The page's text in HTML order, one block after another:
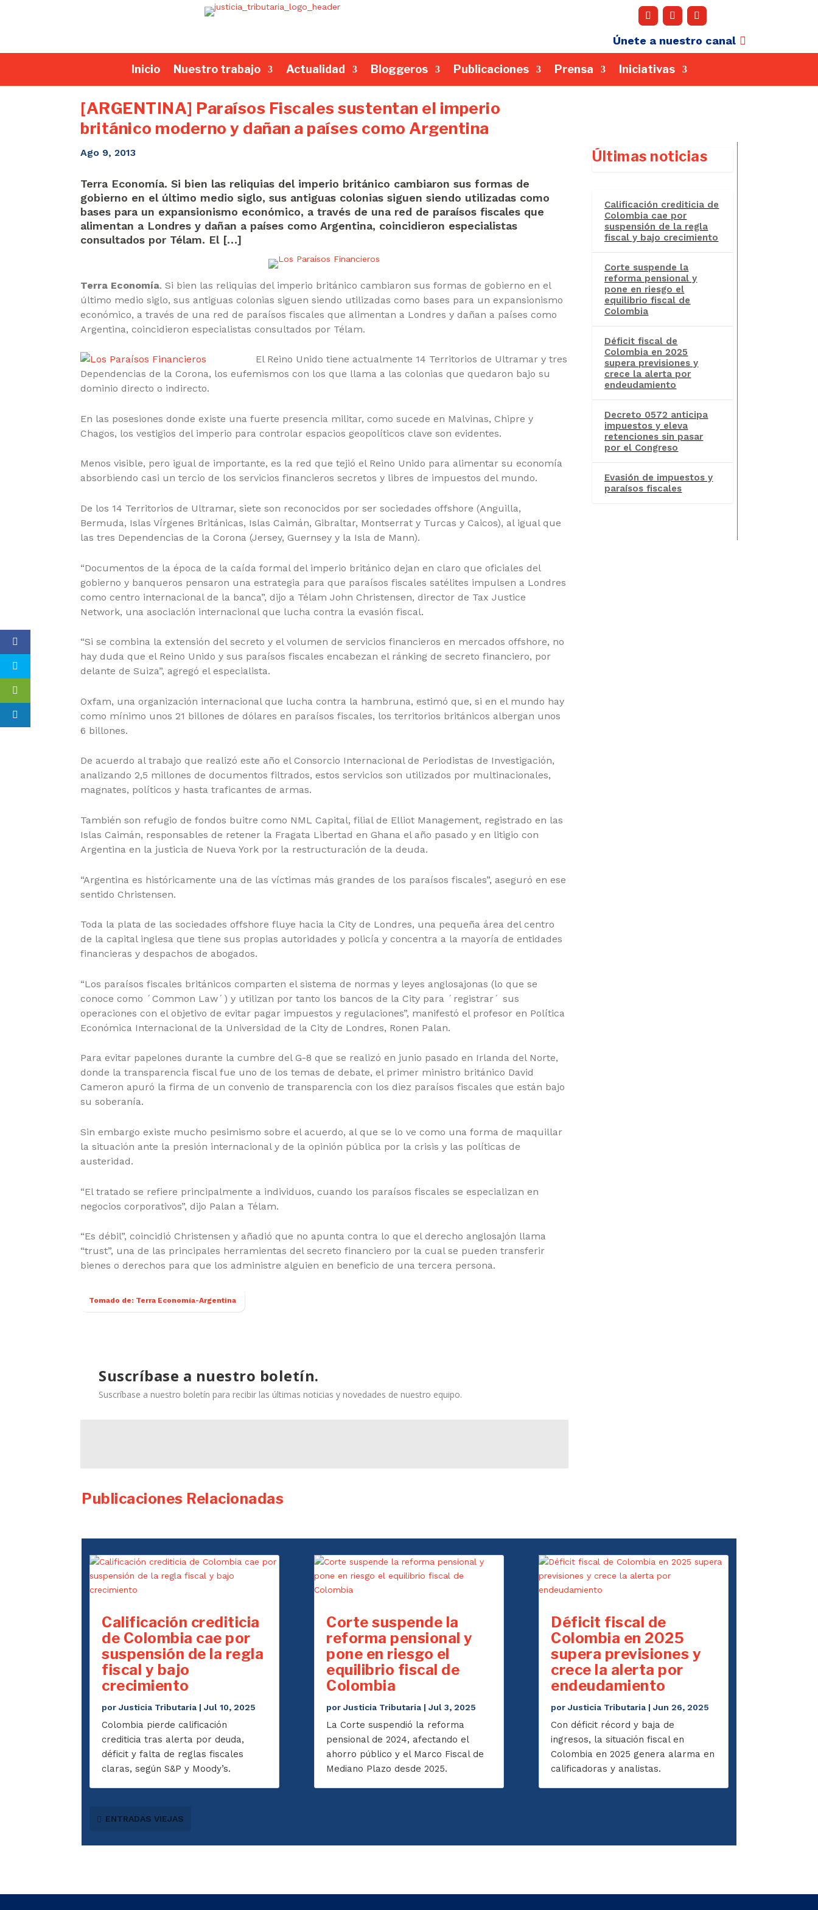
Únete a nuestro canal
Inicio Nuestro trabajo Actualidad Bloggeros Publicaciones Prensa Iniciativas
[ARGENTINA] Paraísos Fiscales sustentan el imperio
británico moderno y dañan a países como Argentina
Ago 9, 2013
Terra Economía. Si bien las reliquias del imperio británico cambiaron sus formas de
gobierno en el último medio siglo, sus antiguas colonias siguen siendo utilizadas como
bases para un expansionismo económico, a través de una red de paraísos fiscales que
alimentan a Londres y dañan a países como Argentina, coincidieron especialistas
consultados por Télam. El […]
Terra Economía. Si bien las reliquias del imperio británico cambiaron sus formas de gobierno en el
último medio siglo, sus antiguas colonias siguen siendo utilizadas como bases para un expansionismo
económico, a través de una red de paraísos fiscales que alimentan a Londres y dañan a países como
Argentina, coincidieron especialistas consultados por Télam.
El Reino Unido tiene actualmente 14 Territorios de Ultramar y tres
Dependencias de la Corona, los eufemismos con los que llama a las colonias que quedaron bajo su
dominio directo o indirecto.
En las posesiones donde existe una fuerte presencia militar, como sucede en Malvinas, Chipre y
Chagos, los vestigios del imperio para controlar espacios geopolíticos clave son evidentes.
Menos visible, pero igual de importante, es la red que tejió el Reino Unido para alimentar su economía
absorbiendo casi un tercio de los servicios financieros secretos y libres de impuestos del mundo.
De los 14 Territorios de Ultramar, siete son reconocidos por ser sociedades offshore (Anguilla,
Bermuda, Islas Vírgenes Británicas, Islas Caimán, Gibraltar, Montserrat y Turcas y Caicos), al igual que
las tres Dependencias de la Corona (Jersey, Guernsey y la Isla de Mann).
“Documentos de la época de la caída formal del imperio británico dejan en claro que oficiales del
gobierno y banqueros pensaron una estrategia para que paraísos fiscales satélites impulsen a Londres
como centro internacional de la banca”, dijo a Télam John Christensen, director de Tax Justice
Network, una asociación internacional que lucha contra la evasión fiscal.
“Si se combina la extensión del secreto y el volumen de servicios financieros en mercados offshore, no
hay duda que el Reino Unido y sus paraísos fiscales encabezan el ránking de secreto financiero, por
delante de Suiza”, agregó el especialista.
Oxfam, una organización internacional que lucha contra la hambruna, estimó que, si en el mundo hay
como mínimo unos 21 billones de dólares en paraísos fiscales, los territorios británicos albergan unos
6 billones.
De acuerdo al trabajo que realizó este año el Consorcio Internacional de Periodistas de Investigación,
analizando 2,5 millones de documentos filtrados, estos servicios son utilizados por multinacionales,
magnates, políticos y hasta traficantes de armas.
También son refugio de fondos buitre como NML Capital, filial de Elliot Management, registrado en las
Islas Caimán, responsables de retener la Fragata Libertad en Ghana el año pasado y en litigio con
Argentina en la justicia de Nueva York por la restructuración de la deuda.
“Argentina es históricamente una de las víctimas más grandes de los paraísos fiscales”, aseguró en ese
sentido Christensen.
Toda la plata de las sociedades offshore fluye hacia la City de Londres, una pequeña área del centro
de la capital inglesa que tiene sus propias autoridades y policía y concentra a la mayoría de entidades
financieras y despachos de abogados.
“Los paraísos fiscales británicos comparten el sistema de normas y leyes anglosajonas (lo que se
conoce como ´Common Law´) y utilizan por tanto los bancos de la City para ´registrar´ sus
operaciones con el objetivo de evitar pagar impuestos y regulaciones”, manifestó el profesor en Política
Económica Internacional de la Universidad de la City de Londres, Ronen Palan.
Para evitar papelones durante la cumbre del G-8 que se realizó en junio pasado en Irlanda del Norte,
donde la transparencia fiscal fue uno de los temas de debate, el primer ministro británico David
Cameron apuró la firma de un convenio de transparencia con los diez paraísos fiscales que están bajo
su soberanía.
Sin embargo existe mucho pesimismo sobre el acuerdo, al que se lo ve como una forma de maquillar
la situación ante la presión internacional y de la opinión pública por la crisis y las políticas de
austeridad.
“El tratado se refiere principalmente a individuos, cuando los paraísos fiscales se especializan en
negocios corporativos”, dijo Palan a Télam.
“Es débil”, coincidió Christensen y añadió que no apunta contra lo que el derecho anglosajón llama
“trust”, una de las principales herramientas del secreto financiero por la cual se pueden transferir
bienes o derechos para que los administre alguien en beneficio de una tercera persona.
Tomado de: Terra Economía-Argentina
Suscríbase a nuestro boletín.
Suscríbase a nuestro boletín para recibir las últimas noticias y novedades de nuestro equipo.
Últimas noticias
Calificación crediticia de
Colombia cae por
suspensión de la regla
fiscal y bajo crecimiento
Corte suspende la
reforma pensional y
pone en riesgo el
equilibrio fiscal de
Colombia
Déficit fiscal de
Colombia en 2025
supera previsiones y
crece la alerta por
endeudamiento
Decreto 0572 anticipa
impuestos y eleva
retenciones sin pasar
por el Congreso
Evasión de impuestos y
paraísos fiscales
Publicaciones Relacionadas
Calificación crediticia
de Colombia cae por
suspensión de la regla
fiscal y bajo
crecimiento
porJusticia Tributaria |Jul 10, 2025
Colombia pierde calificación
crediticia tras alerta por deuda,
déficit y falta de reglas fiscales
claras, según S&P y Moody’s.
Corte suspende la
reforma pensional y
pone en riesgo el
equilibrio fiscal de
Colombia
porJusticia Tributaria |Jul 3, 2025
La Corte suspendió la reforma
pensional de 2024, afectando el
ahorro público y el Marco Fiscal de
Mediano Plazo desde 2025.
Déficit fiscal de
Colombia en 2025
supera previsiones y
crece la alerta por
endeudamiento
porJusticia Tributaria |Jun 26, 2025
Con déficit récord y baja de
ingresos, la situación fiscal en
Colombia en 2025 genera alarma en
calificadoras y analistas.
ENTRADAS VIEJAS